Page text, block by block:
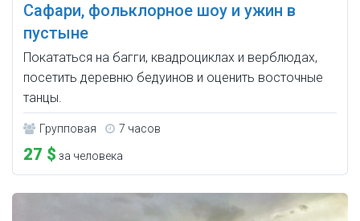
Сафари, фольклорное шоу и ужин в
пустыне
Покататься на багги, квадроциклах и верблюдах,
посетить деревню бедуинов и оценить восточные
танцы.
Групповая 7 часов
27 $ за человека